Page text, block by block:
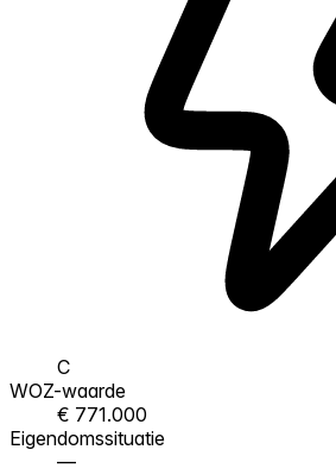
C
WOZ-waarde
€ 771.000
Eigendomssituatie
—